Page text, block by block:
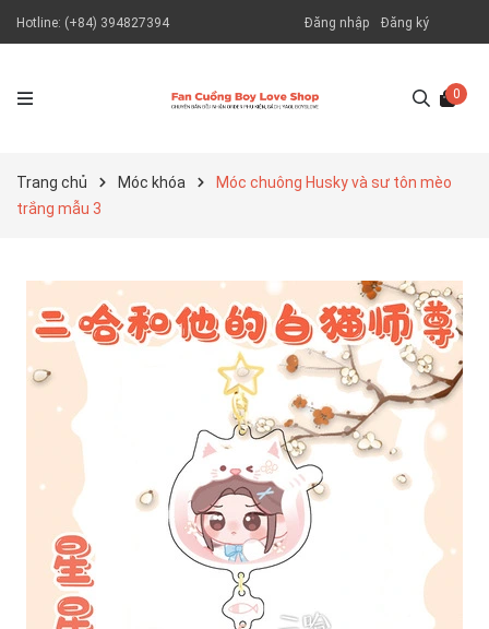
Hotline: (+84) 394827394 Đăng nhập Đăng ký
0
Trang chủ Móc khóa
Móc chuông Husky và sư tôn mèo
trắng mẫu 3